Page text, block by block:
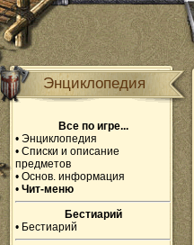
Энциклопедия
Все по игре...
• Энциклопедия
• Списки и описание
предметов
• Основ. информация
• Чит-меню
Бестиарий
• Бестиарий